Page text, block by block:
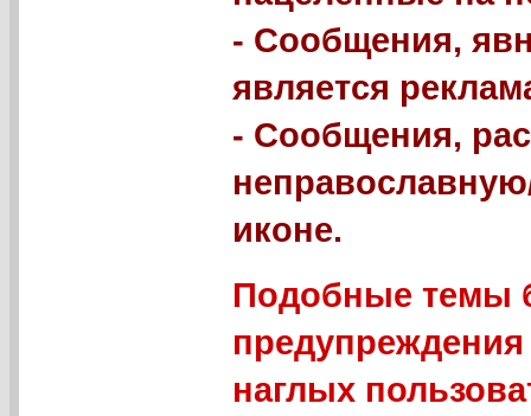
- Сообщения,
является
- Сообщения,
иконе.
Подобные темы
наглых